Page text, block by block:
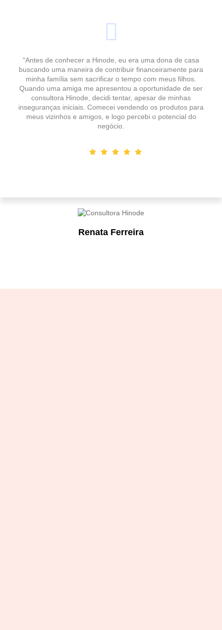
Renata Ferreira
"Antes de conhecer a Hinode, eu era uma dona de casa
buscando uma maneira de contribuir financeiramente para
minha família sem sacrificar o tempo com meus filhos.
Quando uma amiga me apresentou a oportunidade de ser
consultora Hinode, decidi tentar, apesar de minhas
inseguranças iniciais. Comecei vendendo os produtos para
meus vizinhos e amigos, e logo percebi o potencial do
negócio.